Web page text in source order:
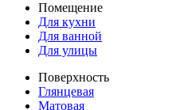
Помещение
Для кухни
Для ванной
Для улицы
Поверхность
Глянцевая
Матовая